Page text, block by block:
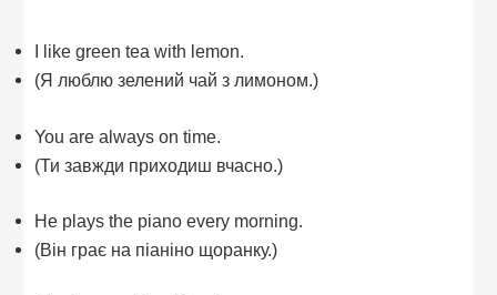
I like green tea with lemon.
(Я люблю зелений чай з лимоном.)
You are always on time.
(Ти завжди приходиш вчасно.)
He plays the piano every morning.
(Він грає на піаніно щоранку.)